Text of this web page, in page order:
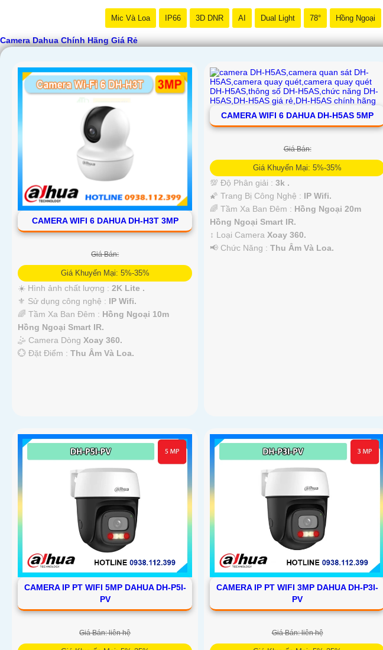
Mic Và Loa IP66 3D DNR AI Dual Light 78° Hồng Ngoại
Camera Dahua Chính Hãng Giá Rẻ
CAMERA WIFI 6 DAHUA DH-H3T 3MP
Giá Bán:
Giá Khuyến Mại: 5%-35%
☀️ Hình ảnh chất lượng : 2K Lite .
⚜️ Sử dụng công nghệ : IP Wifi.
🌈 Tầm Xa Ban Đêm : Hồng Ngoại 10m
Hồng Ngoại Smart IR.
🤹 Camera Dòng Xoay 360.
️💮 Đặt Điểm : Thu Âm Và Loa.
CAMERA WIFI 6 DAHUA DH-H5AS 5MP
Giá Bán:
Giá Khuyến Mại: 5%-35%
💯 Độ Phân giải :3k .
🌠 Trang Bị Công Nghệ : IP Wifi.
🌈 Tầm Xa Ban Đêm : Hồng Ngoại 20m
Hồng Ngoại Smart IR.
↕️ Loại Camera Xoay 360.
️📢 Chức Năng :Thu Âm Và Loa.
CAMERA IP PT WIFI 5MP DAHUA DH-P5I-
PV
Giá Bán: liên hệ
CAMERA IP PT WIFI 3MP DAHUA DH-P3I-
PV
Giá Bán: liên hệ